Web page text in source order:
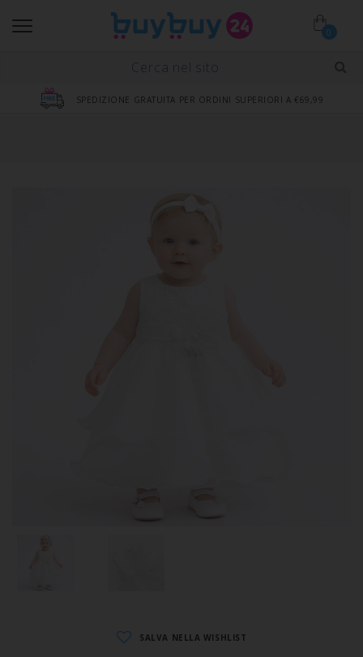
0
SPEDIZIONE GRATUITA PER ORDINI SUPERIORI A €69,99
SALVA NELLA WISHLIST